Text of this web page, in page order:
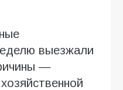
выезжали
—